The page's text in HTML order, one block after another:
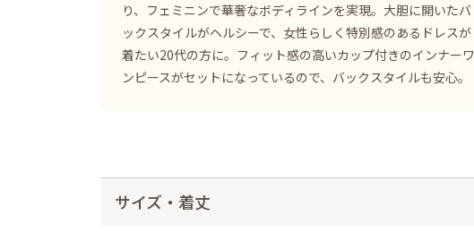
り、フェミニンで華奢なボディラインを実現。大胆に開いたバ
ックスタイルがヘルシーで、女性らしく特別感のあるドレスが
着たい20代の方に。フィット感の高いカップ付きのインナーワ
ンピースがセットになっているので、バックスタイルも安心。
サイズ・着丈